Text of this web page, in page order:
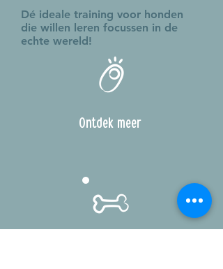
Dé ideale training voor honden
die willen leren focussen in de
echte wereld!
Ontdek meer